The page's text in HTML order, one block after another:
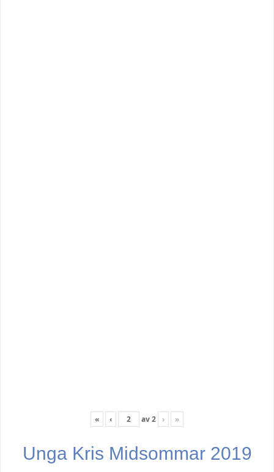
« ‹ av2 › »
Unga Kris Midsommar 2019